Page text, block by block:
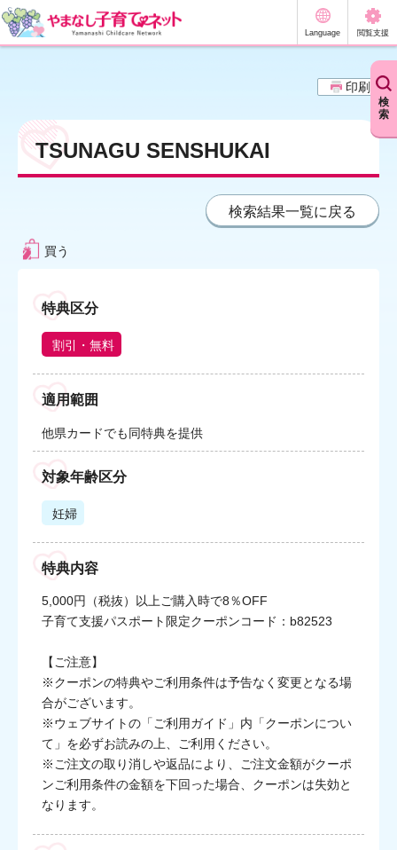
やまなし子育てネット
Language 閲覧支援
検
索
印刷
TSUNAGU SENSHUKAI
検索結果一覧に戻る
買う
特典区分
割引・無料
適用範囲
他県カードでも同特典を提供
対象年齢区分
妊婦
特典内容
5,000円（税抜）以上ご購入時で8％OFF
子育て支援パスポート限定クーポンコード：b82523
【ご注意】
※クーポンの特典やご利用条件は予告なく変更となる場
合がございます。
※ウェブサイトの「ご利用ガイド」内「クーポンについ
て」を必ずお読みの上、ご利用ください。
※ご注文の取り消しや返品により、ご注文金額がクーポ
ンご利用条件の金額を下回った場合、クーポンは失効と
なります。